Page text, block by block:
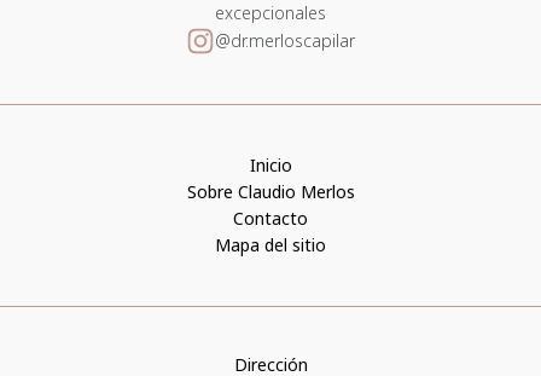
excepcionales
@dr.merloscapilar
Inicio
Sobre Claudio Merlos
Contacto
Mapa del sitio
Dirección